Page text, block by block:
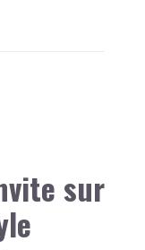
sur